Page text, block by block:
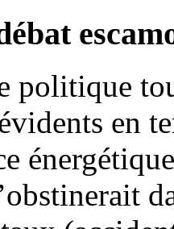
politique
en